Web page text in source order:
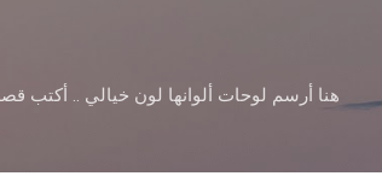
هنا أرسم لوحات ألوانها لون خيالي .. أكتب